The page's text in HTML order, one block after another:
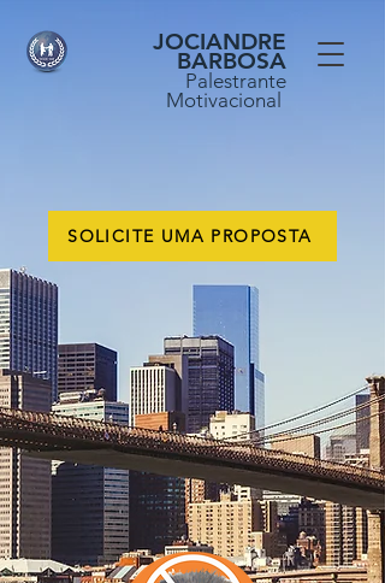
JOCIANDRE
BARBOSA
Palestrante
Motivacional
SOLICITE UMA PROPOSTA